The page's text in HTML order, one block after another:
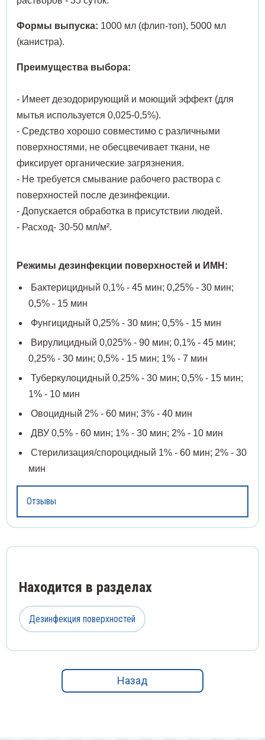
медицинские
операционные
медицинские
медицинские
медицинские
медицинские
глазные
Формы выпуска: 1000 мл (флип-топ), 5000 мл
(канистра).
Преимущества выбора:
- Имеет дезодорирующий и моющий эффект (для
мытья используется 0,025-0,5%).
- Средство хорошо совместимо с различными
поверхностями, не обесцвечивает ткани, не
фиксирует органические загрязнения.
- Не требуется смывание рабочего раствора с
поверхностей после дезинфекции.
- Допускается обработка в присутствии людей.
- Расход- З0-50 мл/м².
Режимы дезинфекции поверхностей и ИМН:
Бактерицидный 0,1% - 45 мин; 0,25% - 30 мин;
0,5% - 15 мин
Фунгицидный 0,25% - 30 мин; 0,5% - 15 мин
Вирулицидный 0,025% - 90 мин; 0,1% - 45 мин;
0,25% - 30 мин; 0,5% - 15 мин; 1% - 7 мин
Туберкулоцидный 0,25% - 30 мин; 0,5% - 15 мин;
1% - 10 мин
Овоцидный 2% - 60 мин; 3% - 40 мин
ДВУ 0,5% - 60 мин; 1% - 30 мин; 2% - 10 мин
Стерилизация/спороцидный 1% - 60 мин; 2% - 30
мин
Отзывы
Находится в разделах
Дезинфекция поверхностей
Назад